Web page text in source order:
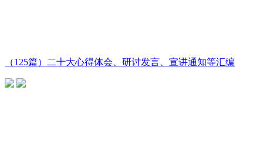
（125篇）二十大心得体会、研讨发言、宣讲通知等汇编